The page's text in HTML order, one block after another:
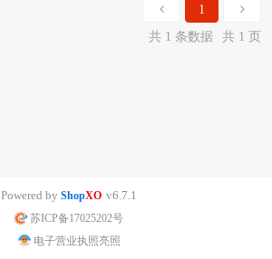
1
共 1 条数据
共 1 页
Powered by ShopXO v6.7.1
苏ICP备17025202号
电子营业执照亮照